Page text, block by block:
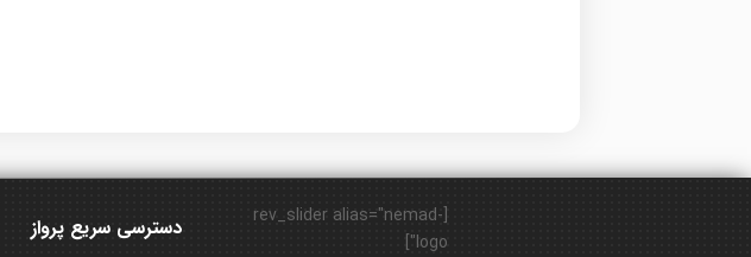
دسترسی سریع پرواز
[rev_slider alias="nemad-
logo"]